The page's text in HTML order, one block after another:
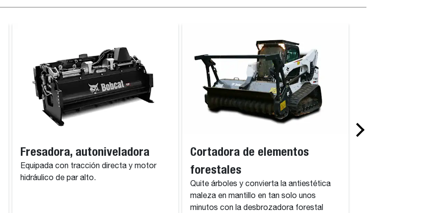
Fresadora, autoniveladora
Equipada con tracción directa y motor
hidráulico de par alto.
Cortadora de elementos
forestales
Quite árboles y convierta la antiestética
maleza en mantillo en tan solo unos
minutos con la desbrozadora forestal